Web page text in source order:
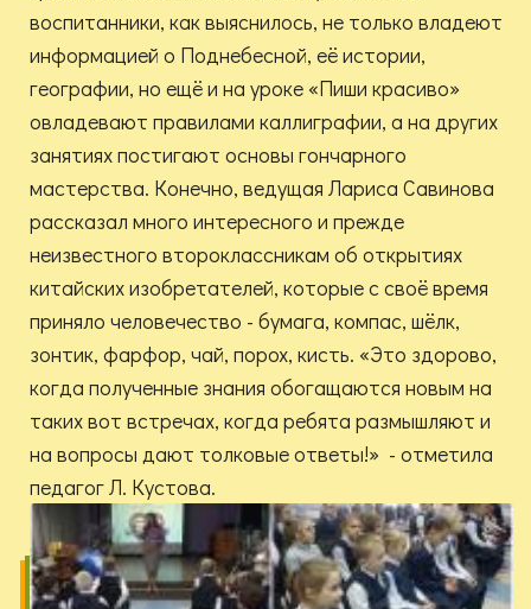
воспитанники, как выяснилось, не только владеют
информацией о Поднебесной, её истории,
географии, но ещё и на уроке «Пиши красиво»
овладевают правилами каллиграфии, а на других
занятиях постигают основы гончарного
мастерства. Конечно, ведущая Лариса Савинова
рассказал много интересного и прежде
неизвестного второклассникам об открытиях
китайских изобретателей, которые с своё время
приняло человечество - бумага, компас, шёлк,
зонтик, фарфор, чай, порох, кисть. «Это здорово,
когда полученные знания обогащаются новым на
таких вот встречах, когда ребята размышляют и
на вопросы дают толковые ответы!» - отметила
педагог Л. Кустова.